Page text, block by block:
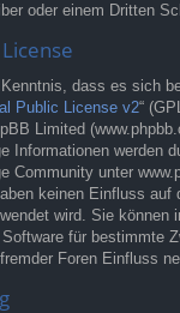
oder einem Dritten
dass es sich
Public License v2“
Limited
Informationen werden
Community unter
keinen Einfluss auf
wird. Sie können
Software für bestimmte
Foren Einfluss